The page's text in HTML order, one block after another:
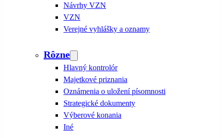
Návrhy VZN
VZN
Verejné vyhlášky a oznamy
Rôzne
Hlavný kontrolór
Majetkové priznania
Oznámenia o uložení písomnosti
Strategické dokumenty
Výberové konania
Iné